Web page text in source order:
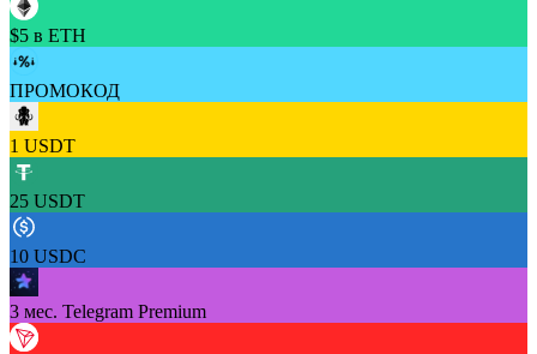
$5 в ETH
ПРОМОКОД
1 USDT
25 USDT
10 USDC
3 мес. Telegram Premium